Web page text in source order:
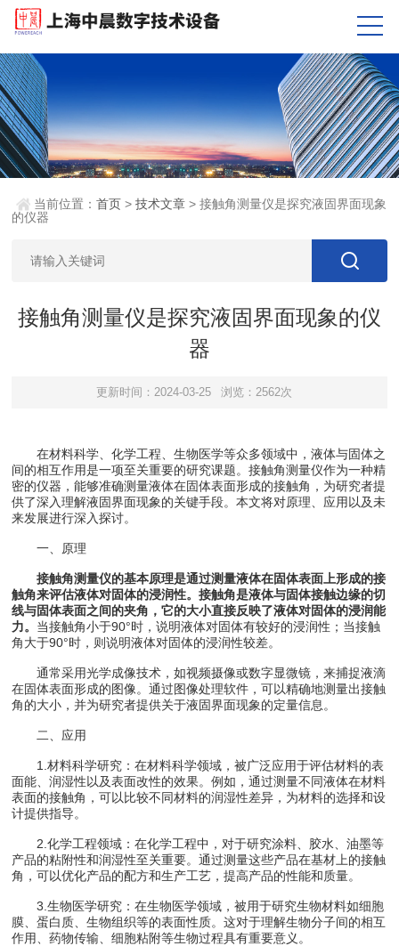
当前位置：首页 >技术文章 > 接触角测量仪是探究液固界面现象
的仪器
接触角测量仪是探究液固界面现象的仪
器
更新时间：2024-03-25 浏览：2562次
在材料科学、化学工程、生物医学等众多领域中，液体与固体之
间的相互作用是一项至关重要的研究课题。接触角测量仪作为一种精
密的仪器，能够准确测量液体在固体表面形成的接触角，为研究者提
供了深入理解液固界面现象的关键手段。本文将对原理、应用以及未
来发展进行深入探讨。
一、原理
接触角测量仪的基本原理是通过测量液体在固体表面上形成的接
触角来评估液体对固体的浸润性。接触角是液体与固体接触边缘的切
线与固体表面之间的夹角，它的大小直接反映了液体对固体的浸润能
力。 当接触角小于90°时，说明液体对固体有较好的浸润性；当接触
角大于90°时，则说明液体对固体的浸润性较差。
通常采用光学成像技术，如视频摄像或数字显微镜，来捕捉液滴
在固体表面形成的图像。通过图像处理软件，可以精确地测量出接触
角的大小，并为研究者提供关于液固界面现象的定量信息。
二、应用
1.材料科学研究：在材料科学领域，被广泛应用于评估材料的表
面能、润湿性以及表面改性的效果。例如，通过测量不同液体在材料
表面的接触角，可以比较不同材料的润湿性差异，为材料的选择和设
计提供指导。
2.化学工程领域：在化学工程中，对于研究涂料、胶水、油墨等
产品的粘附性和润湿性至关重要。通过测量这些产品在基材上的接触
角，可以优化产品的配方和生产工艺，提高产品的性能和质量。
3.生物医学研究：在生物医学领域，被用于研究生物材料如细胞
膜、蛋白质、生物组织等的表面性质。这对于理解生物分子间的相互
作用、药物传输、细胞粘附等生物过程具有重要意义。